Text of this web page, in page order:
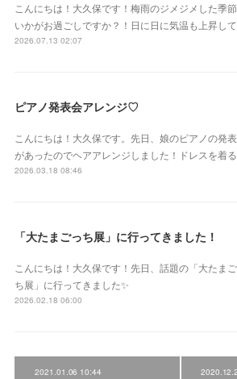
こんにちは！大久保です！梅雨のジメジメした季節
いかがお過ごしですか？！日に日に気温も上昇して
2026.07.13 02:07
ピアノ発表会アレンジ♡
こんにちは！大久保です。先日、娘のピアノの発
があったのでヘアアレンジしました！ドレスを着る
2026.03.18 08:46
「大たまごっち展」に行ってきました！
こんにちは！大久保です！先日、話題の「大たま
ち展」に行ってきました✨
2026.02.18 06:00
2021.01.06 10:44